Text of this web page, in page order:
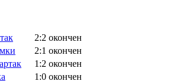
2:2 окончен
2:1 окончен
1:2 окончен
1:0 окончен